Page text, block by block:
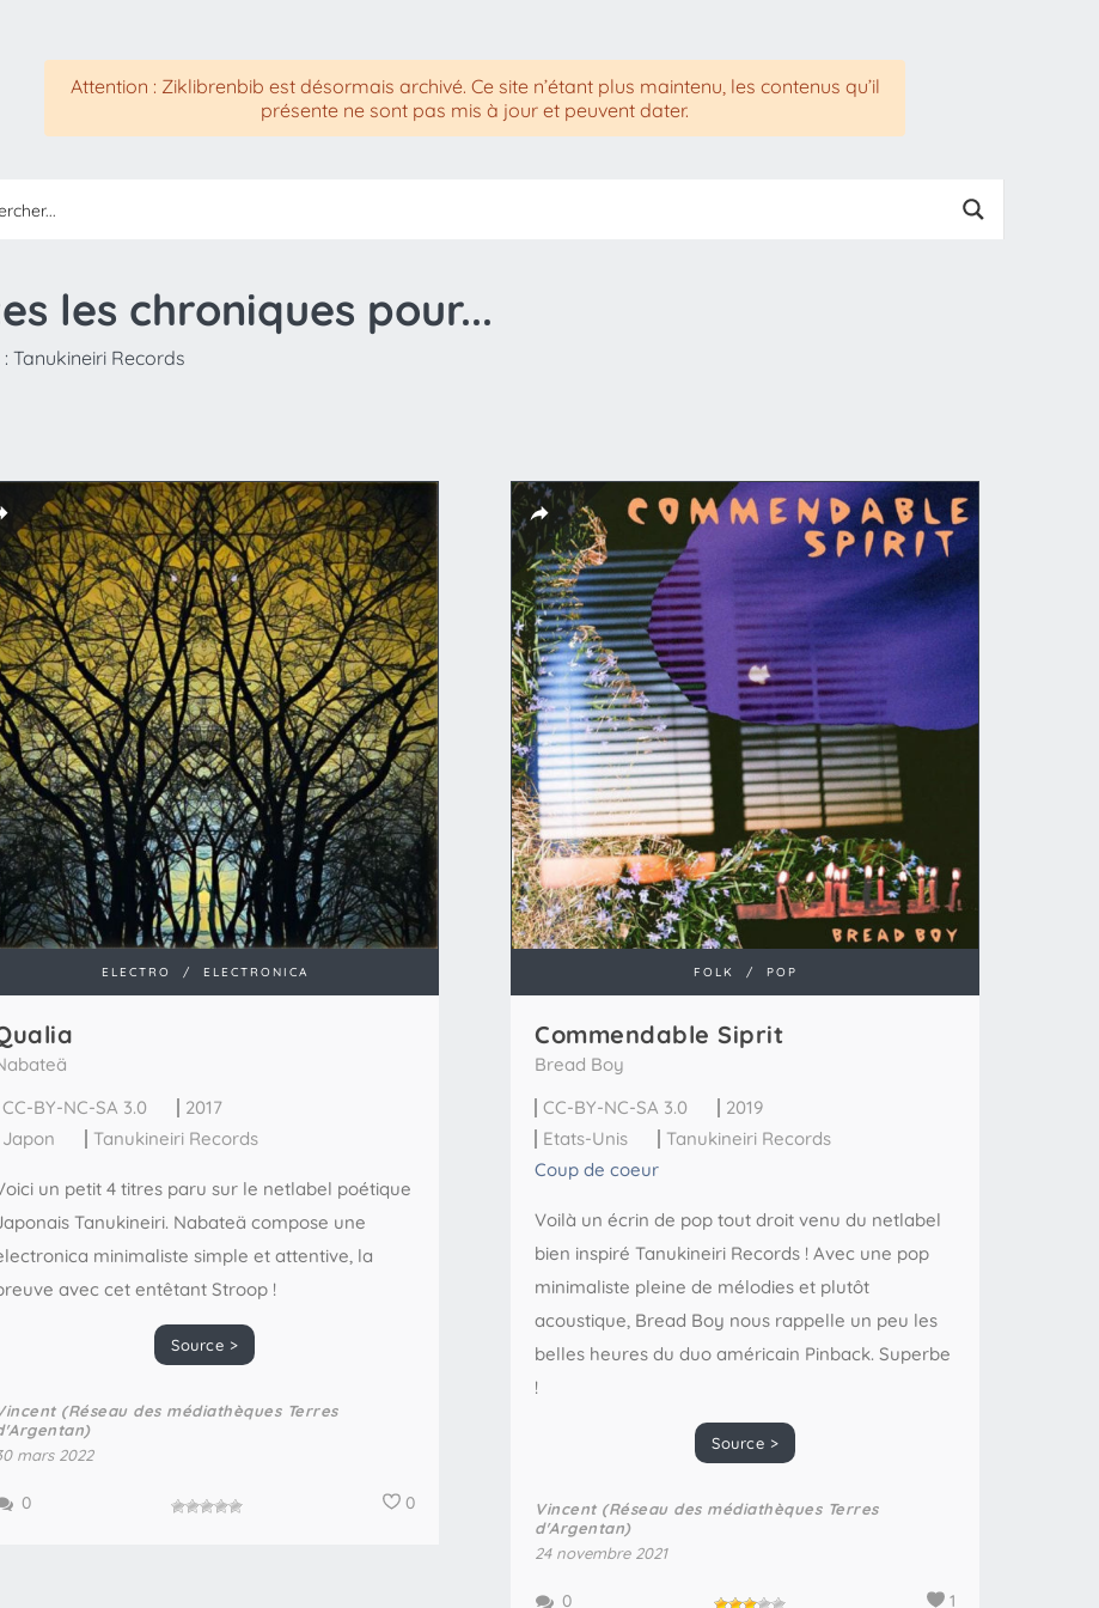
Attention : Ziklibrenbib est désormais archivé. Ce site n’étant plus maintenu, les contenus qu’il
présente ne sont pas mis à jour et peuvent dater.
les chroniques pour...
Tanukineiri Records
ELECTRO / ELECTRONICA
CC-BY-NC-SA 3.0
2017
Japon
Tanukineiri Records
un petit 4 titres paru sur le netlabel poétique
Tanukineiri. Nabateä compose une
minimaliste simple et attentive, la
avec cet entêtant Stroop !
Source >
(Réseau des médiathèques Terres
mars 2022
0
0
FOLK / POP
Commendable Siprit
Bread Boy
CC-BY-NC-SA 3.0
2019
Etats-Unis
Tanukineiri Records
Coup de coeur
Voilà un écrin de pop tout droit venu du netlabel
bien inspiré Tanukineiri Records ! Avec une pop
minimaliste pleine de mélodies et plutôt
acoustique, Bread Boy nous rappelle un peu les
belles heures du duo américain Pinback. Superbe
!
Source >
Vincent (Réseau des médiathèques Terres
d'Argentan)
24 novembre 2021
1
0